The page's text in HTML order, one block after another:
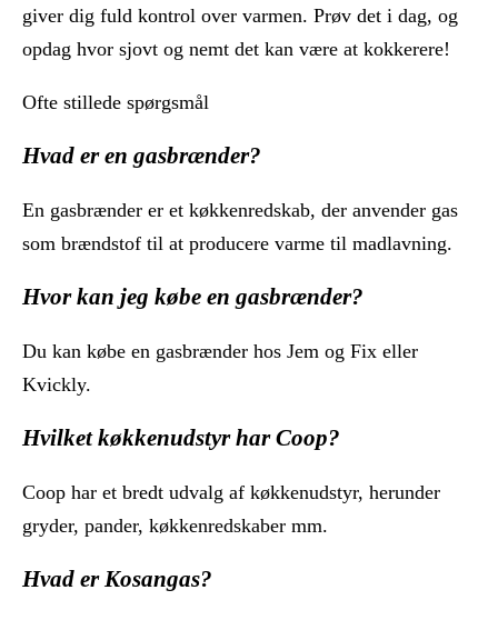
giver dig fuld kontrol over varmen. Prøv det i dag, og
opdag hvor sjovt og nemt det kan være at kokkerere!
Ofte stillede spørgsmål
Hvad er en gasbrænder?
En gasbrænder er et køkkenredskab, der anvender gas
som brændstof til at producere varme til madlavning.
Hvor kan jeg købe en gasbrænder?
Du kan købe en gasbrænder hos Jem og Fix eller
Kvickly.
Hvilket køkkenudstyr har Coop?
Coop har et bredt udvalg af køkkenudstyr, herunder
gryder, pander, køkkenredskaber mm.
Hvad er Kosangas?